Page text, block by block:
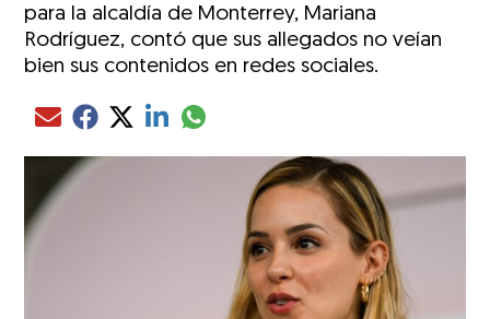
para la alcaldía de Monterrey, Mariana
Rodríguez, contó que sus allegados no veían
bien sus contenidos en redes sociales.
Compartir el artículo actual mediante Email
Compartir el artículo actual mediante Facebook
Compartir el artículo actual mediante Twitter
Compartir el artículo actual mediante LinkedIn
Compartir el artículo actual mediante